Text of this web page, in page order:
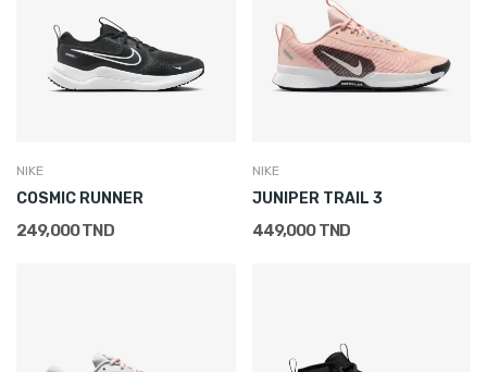
NIKE
COSMIC RUNNER
249,000 TND
NIKE
JUNIPER TRAIL 3
449,000 TND